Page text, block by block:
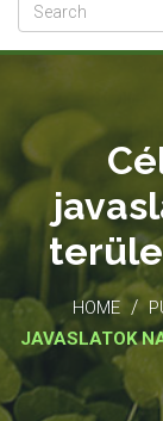
HOME /
JAVASLATOK